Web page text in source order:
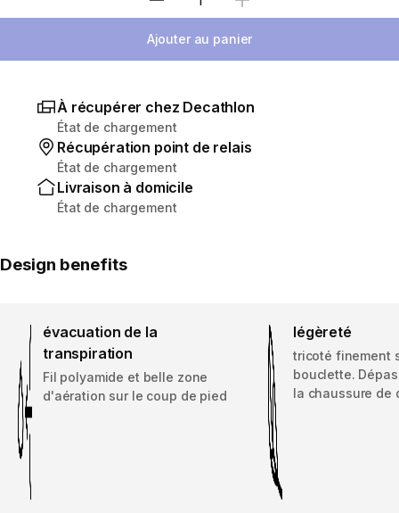
Sélectionnez la quantité
Ajouter au panier
À récupérer chez Decathlon
État de chargement
Récupération point de relais
État de chargement
Livraison à domicile
État de chargement
Design benefits
évacuation de la
transpiration
Fil polyamide et belle zone
d'aération sur le coup de pied
légèreté
tricoté finement
bouclette.
la chaussure de